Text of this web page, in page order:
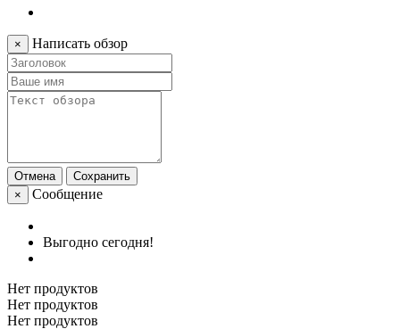
× Написать обзор
Отмена
Сохранить
×
Сообщение
Выгодно сегодня!
Нет продуктов
Нет продуктов
Нет продуктов